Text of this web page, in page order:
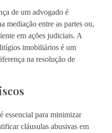
de um advogado é
mediação entre as partes ou,
em ações judiciais. A
imobiliários é um
na resolução de
essencial para minimizar
cláusulas abusivas em